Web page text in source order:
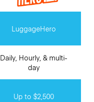
LuggageHero
Daily, Hourly, & multi-
day
Up to $2,500